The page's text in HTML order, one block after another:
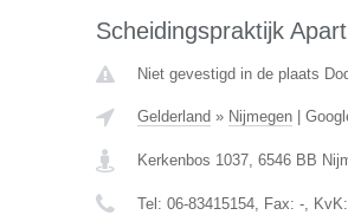
Scheidingspraktijk
Niet gevestigd in de plaats
Gelderland » Nijmegen|
Kerkenbos 1037, 6546 BB
Tel: 06-83415154, Fax: -, KvK: